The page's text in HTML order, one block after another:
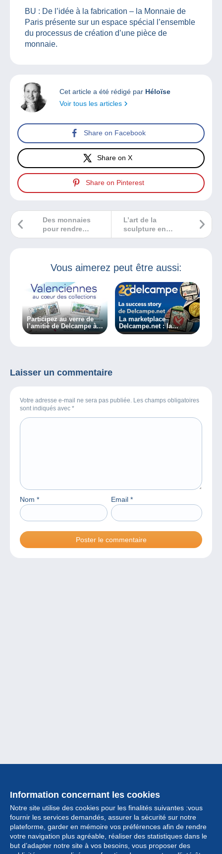
BU : De l’idée à la fabrication – la Monnaie de
Paris présente sur un espace spécial l’ensemble
du processus de création d’une pièce de
monnaie.
Cet article a été rédigé par Héloïse
Voir tous les articles
Share on Facebook
Share on X
Share on Pinterest
L’art de la
sculpture en
bronze et en métal
Des monnaies
pour rendre
hommage au
Vous aimerez peut être aussi:
Participez au verre de
l’amitié de Delcampe à
Valenciennes
La marketplace
Delcampe.net : la
passion de la collection
Laisser un commentaire
Votre adresse e-mail ne sera pas publiée. Les champs obligatoires
sont indiqués avec *
Nom * Email *
Information concernant les cookies
Notre site utilise des cookies pour les finalités suivantes :vous
fournir les services demandés, assurer la sécurité sur notre
plateforme, garder en mémoire vos préférences afin de rendre
votre navigation plus agréable, réaliser des statistiques dans le
but d’adapter notre site à vos besoins, vous proposer des
Collection